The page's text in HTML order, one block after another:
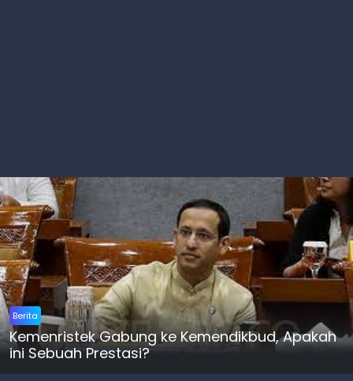
Berita
Kemenristek Gabung ke Kemendikbud, Apakah
ini Sebuah Prestasi?